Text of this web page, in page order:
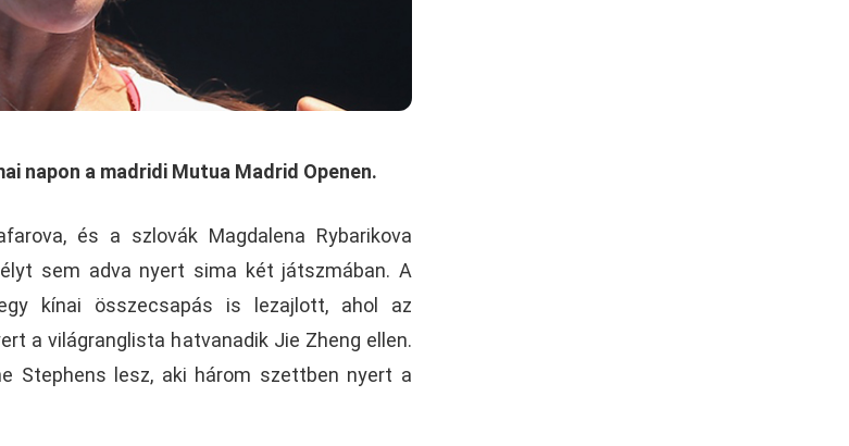
napon a madridi Mutua Madrid Openen.
és a szlovák Magdalena Rybarikova
sem adva nyert sima két játszmában. A
kínai összecsapás is lezajlott, ahol az
a világranglista hatvanadik Jie Zheng ellen.
Stephens lesz, aki három szettben nyert a